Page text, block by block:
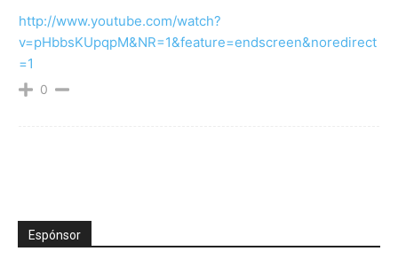
http://www.youtube.com/watch?
v=pHbbsKUpqpM&NR=1&feature=endscreen&noredirect
=1
0
Espónsor